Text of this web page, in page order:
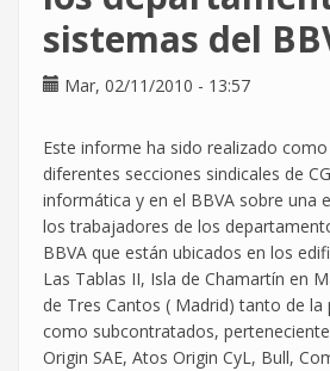
Packard
saltan
la
sistemas del
Mar, 02/11/2010 - 13:57
Este informe ha sido realizado
diferentes secciones sindicales de
informática y en el BBVA sobre una
los trabajadores de los
BBVA que están ubicados en los
Las Tablas II, Isla de Chamartín en
de Tres Cantos ( Madrid) tanto de la
como subcontratados,
Origin SAE, Atos Origin CyL, Bull,